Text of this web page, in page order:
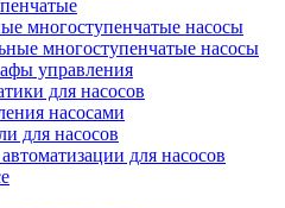
многоступенчатые насосы
многоступенчатые насосы
управления
для насосов
насосами
для насосов
для насосов